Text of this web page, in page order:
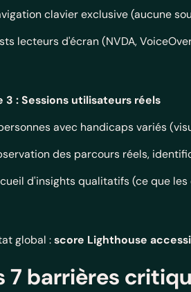
clavier exclusive (aucune
lecteurs d'écran (NVDA,
3 : Sessions utilisateurs réels
avec handicaps variés
des parcours réels,
d'insights qualitatifs (ce que
global :score Lighthouse
7 barrières